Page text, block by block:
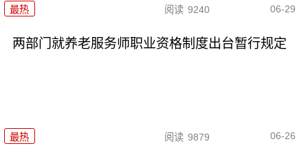
最热 阅读 9240 06-29
两部门就养老服务师职业资格制度出台暂行规定
最热 阅读 9879 06-26